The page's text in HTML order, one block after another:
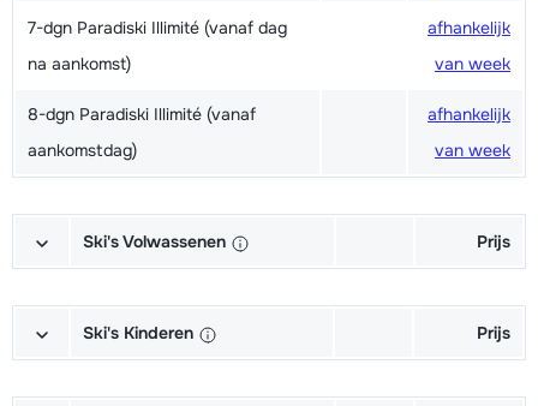
7-dgn Paradiski Illimité (vanaf dag
na aankomst)
afhankelijk
van week
8-dgn Paradiski Illimité (vanaf
aankomstdag)
afhankelijk
van week
Ski's Volwassenen Prijs
Schoenen + Stokken (6/7 dagen)
van week
Ski's Kinderen Prijs